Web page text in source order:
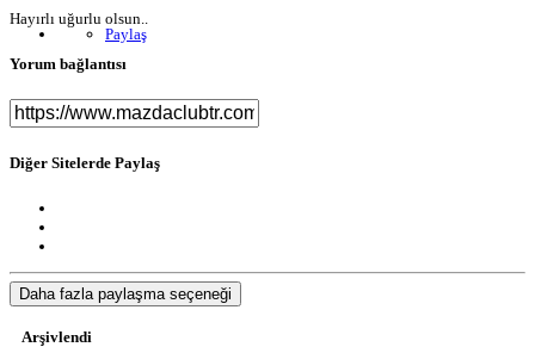
Paylaş
Hayırlı uğurlu olsun..
Yorum bağlantısı
Diğer Sitelerde Paylaş
Daha fazla paylaşma seçeneği
Arşivlendi